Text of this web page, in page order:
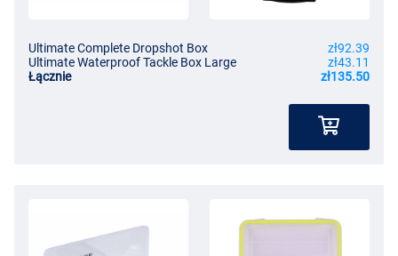
Ultimate Complete Dropshot Box
zł92.39
Ultimate Waterproof Tackle Box Large
zł43.11
Łącznie
zł135.50